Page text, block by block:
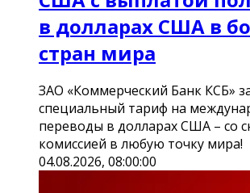
в долларах США в
стран мира
ЗАО «Коммерческий Банк КСБ»
специальный тариф на
переводы в долларах США – со
комиссией в любую точку мира!
04.08.2026, 08:00:00